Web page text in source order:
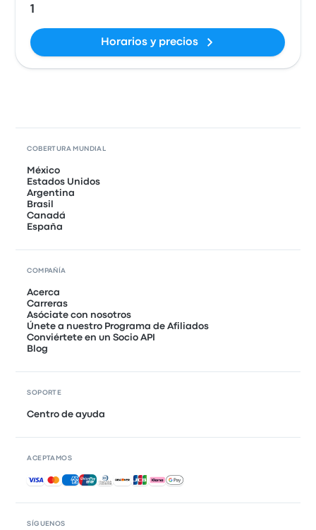
1
Horarios y precios
SÍGUENOS
COBERTURA MUNDIAL
México
Estados Unidos
Argentina
Brasil
Canadá
España
COMPAÑÍA
Acerca
Carreras
Asóciate con nosotros
Únete a nuestro Programa de Afiliados
Conviértete en un Socio API
Blog
SOPORTE
Centro de ayuda
ACEPTAMOS
Pagos aceptados